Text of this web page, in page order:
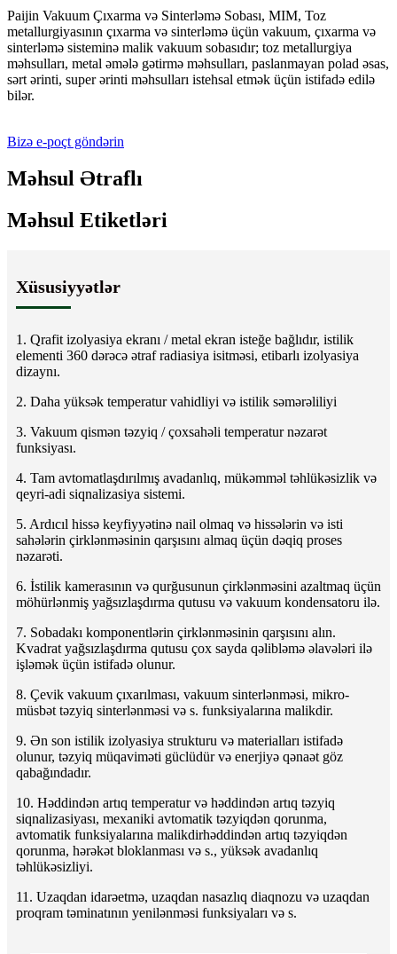
Paijin Vakuum Çıxarma və Sinterləmə Sobası, MIM, Toz
metallurgiyasının çıxarma və sinterləmə üçün vakuum, çıxarma və
sinterləmə sisteminə malik vakuum sobasıdır; toz metallurgiya
məhsulları, metal əmələ gətirmə məhsulları, paslanmayan polad əsas,
sərt ərinti, super ərinti məhsulları istehsal etmək üçün istifadə edilə
bilər.
Bizə e-poçt göndərin
Məhsul Ətraflı
Məhsul Etiketləri
Xüsusiyyətlər
1. Qrafit izolyasiya ekranı / metal ekran isteğe bağlıdır, istilik
elementi 360 dərəcə ətraf radiasiya isitməsi, etibarlı izolyasiya
dizaynı.
2. Daha yüksək temperatur vahidliyi və istilik səmərəliliyi
3. Vakuum qismən təzyiq / çoxsahəli temperatur nəzarət
funksiyası.
4. Tam avtomatlaşdırılmış avadanlıq, mükəmməl təhlükəsizlik və
qeyri-adi siqnalizasiya sistemi.
5. Ardıcıl hissə keyfiyyətinə nail olmaq və hissələrin və isti
sahələrin çirklənməsinin qarşısını almaq üçün dəqiq proses
nəzarəti.
6. İstilik kamerasının və qurğusunun çirklənməsini azaltmaq üçün
möhürlənmiş yağsızlaşdırma qutusu və vakuum kondensatoru ilə.
7. Sobadakı komponentlərin çirklənməsinin qarşısını alın.
Kvadrat yağsızlaşdırma qutusu çox sayda qəlibləmə əlavələri ilə
işləmək üçün istifadə olunur.
8. Çevik vakuum çıxarılması, vakuum sinterlənməsi, mikro-
müsbət təzyiq sinterlənməsi və s. funksiyalarına malikdir.
9. Ən son istilik izolyasiya strukturu və materialları istifadə
olunur, təzyiq müqaviməti güclüdür və enerjiyə qənaət göz
qabağındadır.
10. Həddindən artıq temperatur və həddindən artıq təzyiq
siqnalizasiyası, mexaniki avtomatik təzyiqdən qorunma,
avtomatik funksiyalarına malikdirhəddindən artıq təzyiqdən
qorunma, hərəkət bloklanması və s., yüksək avadanlıq
təhlükəsizliyi.
11. Uzaqdan idarəetmə, uzaqdan nasazlıq diaqnozu və uzaqdan
proqram təminatının yenilənməsi funksiyaları və s.